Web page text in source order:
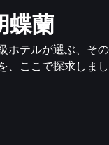
蝶蘭
ホテルが選ぶ、その
、ここで探求しまし